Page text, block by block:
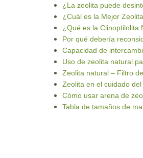
¿La zeolita puede
¿Cuál es la Mejor
¿Qué es la Clinoptilolita
Por qué debería
Capacidad de
Uso de zeolita natural
Zeolita natural – Filtro
Zeolita en el cuidado
Cómo usar arena de
Tabla de tamaños de